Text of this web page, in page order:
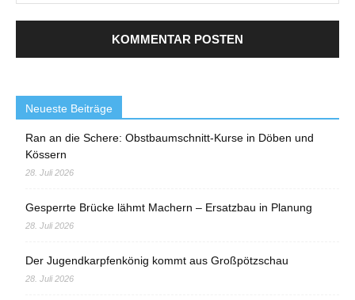
Neueste Beiträge
Ran an die Schere: Obstbaumschnitt-Kurse in Döben und
Kössern
28. Juli 2026
Gesperrte Brücke lähmt Machern – Ersatzbau in Planung
28. Juli 2026
Der Jugendkarpfenkönig kommt aus Großpötzschau
28. Juli 2026